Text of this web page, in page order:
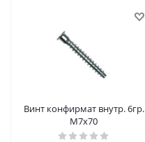
Винт конфирмат внутр. 6гр.
М7х70